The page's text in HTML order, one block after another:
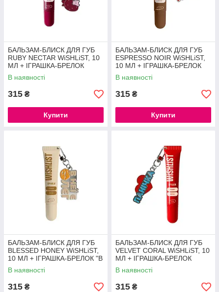
БАЛЬЗАМ-БЛИСК ДЛЯ ГУБ
RUBY NECTAR WiSHLiST, 10
МЛ + ІГРАШКА-БРЕЛОК
"ЯГОДА ДОСТИГЛА"
В наявності
315 ₴
Купити
БАЛЬЗАМ-БЛИСК ДЛЯ ГУБ
ESPRESSO NOIR WiSHLiST,
10 МЛ + ІГРАШКА-БРЕЛОК
"ТЬОТЯ ХОЧЕ ДЯДЮ"
В наявності
315 ₴
Купити
БАЛЬЗАМ-БЛИСК ДЛЯ ГУБ
BLESSED HONEY WiSHLiST,
10 МЛ + ІГРАШКА-БРЕЛОК "В
НЕЇ Є ОЛЄГ"
В наявності
315 ₴
БАЛЬЗАМ-БЛИСК ДЛЯ ГУБ
VELVET CORAL WiSHLiST, 10
МЛ + ІГРАШКА-БРЕЛОК
"ПАНІЧКА"
В наявності
315 ₴